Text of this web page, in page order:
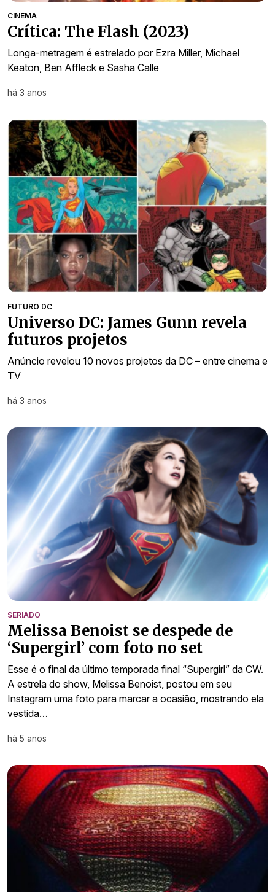
CINEMA
Crítica: The Flash (2023)
Longa-metragem é estrelado por Ezra Miller, Michael
Keaton, Ben Affleck e Sasha Calle
há 3 anos
FUTURO DC
Universo DC: James Gunn revela
futuros projetos
Anúncio revelou 10 novos projetos da DC – entre cinema e
TV
há 3 anos
SERIADO
Melissa Benoist se despede de
‘Supergirl’ com foto no set
Esse é o final da último temporada final “Supergirl” da CW.
A estrela do show, Melissa Benoist, postou em seu
Instagram uma foto para marcar a ocasião, mostrando ela
vestida…
há 5 anos